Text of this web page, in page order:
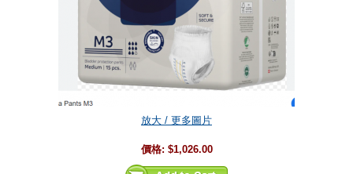
放大 / 更多圖片
價格: $1,026.00